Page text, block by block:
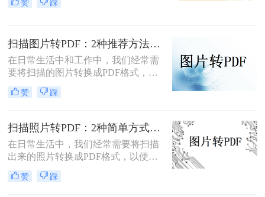
转换成pdf格式免费呢？本文将介绍两
赞 踩
扫描图片转PDF：2种推荐方法的清晰度调优和文件压缩！
在日常生活中和工作中，我们经常需
要将扫描的图片转换成PDF格式，以
便于文档的管理、共享和打印。那么
扫描图片怎么转换成pdf呢？本文将介
方法。
赞 踩
扫描照片转PDF：2种简单方式在身份证和合同上的操作差异！
在日常生活中，我们经常需要将扫描
出来的照片转换成PDF格式，以便于
分享、存储和管理。那么扫描出来的
照片怎么转成pdf呢？本文将介绍两种
赞 踩